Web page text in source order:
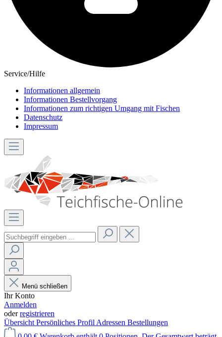
Service/Hilfe
Informationen allgemein
Informationen Bestellvorgang
Informationen zum richtigen Umgang mit Fischen
Datenschutz
Impressum
Menü schließen
Ihr Konto
Anmelden
oderregistrieren
Übersicht Persönliches Profil Adressen Bestellungen